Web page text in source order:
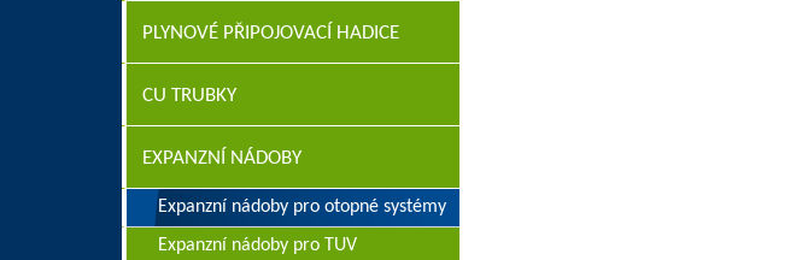
PLYNOVÉ PŘIPOJOVACÍ HADICE
CU TRUBKY
EXPANZNÍ NÁDOBY
Expanzní nádoby pro otopné systémy
Expanzní nádoby pro TUV